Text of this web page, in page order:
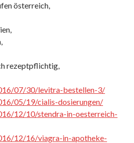
österreich,
rezeptpflichtig,
07/30/levitra-bestellen-3/
05/19/cialis-dosierungen/
12/10/stendra-in-oesterreich-
12/16/viagra-in-apotheke-